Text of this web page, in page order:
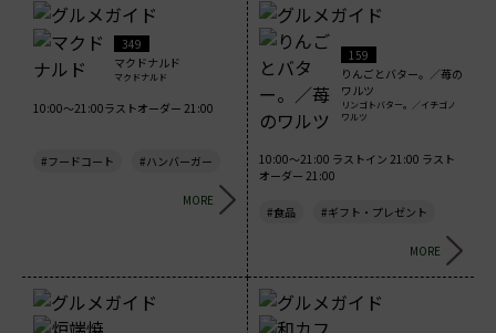
349
マクドナルド
マクドナルド
10:00～21:00ラストオーダー 21:00
#フードコート #ハンバーガー
MORE
159
りんごとバター。／苺の
ワルツ
リンゴトバター。／イチゴノ
ワルツ
10:00～21:00 ラストイン 21:00 ラスト
オーダー 21:00
#食品 #ギフト・プレゼント
MORE